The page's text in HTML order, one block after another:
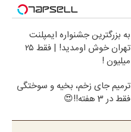
به بزرگترین جشنواره ایمپلنت
تهران خوش اومدید! | فقط ۲۵
میلیون !
ترمیم جای زخم، بخیه و سوختگی
فقط در 3 هفته!!😍